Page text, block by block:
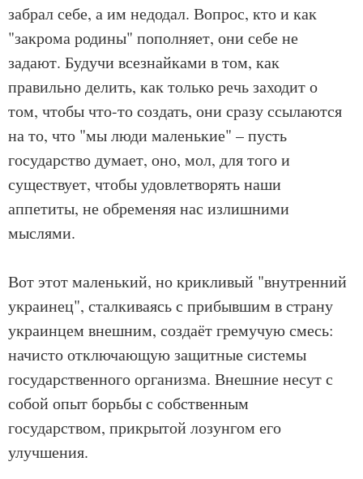
забрал себе, а им недодал. Вопрос, кто и как
"закрома родины" пополняет, они себе не
задают. Будучи всезнайками в том, как
правильно делить, как только речь заходит о
том, чтобы что-то создать, они сразу ссылаются
на то, что "мы люди маленькие" – пусть
государство думает, оно, мол, для того и
существует, чтобы удовлетворять наши
аппетиты, не обременяя нас излишними
мыслями.
Вот этот маленький, но крикливый "внутренний
украинец", сталкиваясь с прибывшим в страну
украинцем внешним, создаёт гремучую смесь:
начисто отключающую защитные системы
государственного организма. Внешние несут с
собой опыт борьбы с собственным
государством, прикрытой лозунгом его
улучшения.